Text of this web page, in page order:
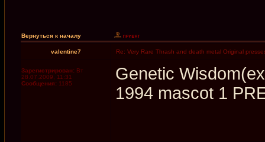
Вернуться к началу
valentine7 Re: Very Rare Thrash and death metal Original
Зарегистрирован: Вт
28.07.2009, 11:31
Сообщения: 1185
Genetic
1994 mascot 1